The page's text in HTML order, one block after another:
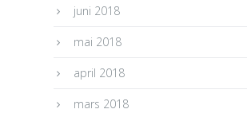
juni 2018
mai 2018
april 2018
mars 2018